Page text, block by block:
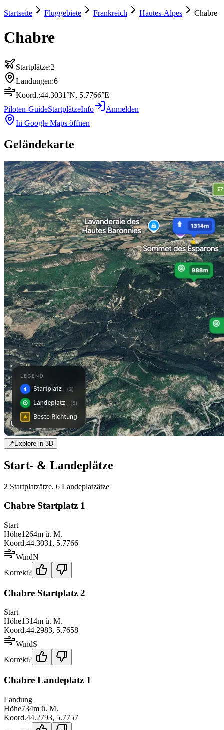
Startseite Fluggebiete Frankreich Hautes-Alpes Chabre
Chabre
Startplätze:2
Landungen:6
Koord.:44.3031°N, 5.7766°E
Piloten-GuideStartplätzeInfo
Anmelden
In Google Maps öffnen
Geländekarte
📍Explore in 3D
Start- & Landeplätze
2 Startplatzätze, 6 Landeplatzätze
Chabre Startplatz 1
Start
Höhe1264m ü. M.
Koord.44.3031 , 5.7766
WindN
Korrekt?
Chabre Startplatz 2
Start
Höhe1314m ü. M.
Koord.44.2983, 5.7658
WindS
Korrekt?
Chabre Landeplatz 1
Landung
Höhe734m ü. M.
Koord.44.2793, 5.7757